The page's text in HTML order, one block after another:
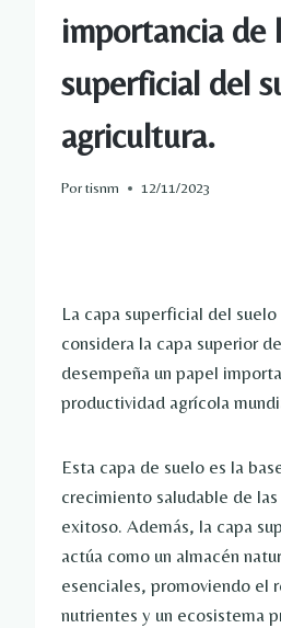
importancia de
superficial del
agricultura.
Portisnm 12/11/2023
La capa superficial del suelo
considera la capa superior
desempeña un papel
productividad agrícola
Esta capa de suelo es la
crecimiento saludable de
exitoso. Además, la capa
actúa como un almacén
esenciales, promoviendo el
nutrientes y un ecosistema